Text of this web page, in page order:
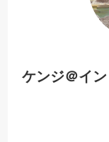
ケンジ＠イ